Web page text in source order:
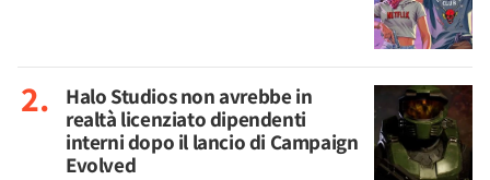
Halo Studios non avrebbe in
realtà licenziato dipendenti
interni dopo il lancio di Campaign
Evolved